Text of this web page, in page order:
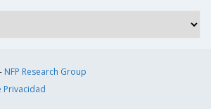
NFP Research Group
Privacidad